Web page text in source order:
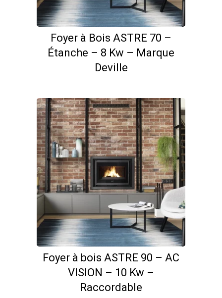
Foyer à Bois ASTRE 70 –
Étanche – 8 Kw – Marque
Deville
Foyer à bois ASTRE 90 – AC
VISION – 10 Kw –
Raccordable